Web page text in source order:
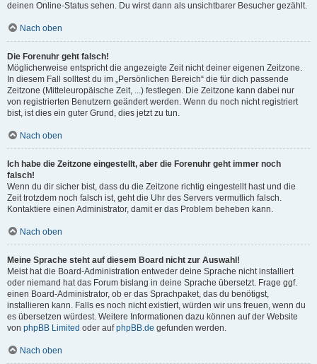
deinen Online-Status sehen. Du wirst dann als unsichtbarer Besucher gezählt.
Nach oben
Die Forenuhr geht falsch!
Möglicherweise entspricht die angezeigte Zeit nicht deiner eigenen Zeitzone.
In diesem Fall solltest du im „Persönlichen Bereich“ die für dich passende
Zeitzone (Mitteleuropäische Zeit, ...) festlegen. Die Zeitzone kann dabei nur
von registrierten Benutzern geändert werden. Wenn du noch nicht registriert
bist, ist dies ein guter Grund, dies jetzt zu tun.
Nach oben
Ich habe die Zeitzone eingestellt, aber die Forenuhr geht immer noch
falsch!
Wenn du dir sicher bist, dass du die Zeitzone richtig eingestellt hast und die
Zeit trotzdem noch falsch ist, geht die Uhr des Servers vermutlich falsch.
Kontaktiere einen Administrator, damit er das Problem beheben kann.
Nach oben
Meine Sprache steht auf diesem Board nicht zur Auswahl!
Meist hat die Board-Administration entweder deine Sprache nicht installiert
oder niemand hat das Forum bislang in deine Sprache übersetzt. Frage ggf.
einen Board-Administrator, ob er das Sprachpaket, das du benötigst,
installieren kann. Falls es noch nicht existiert, würden wir uns freuen, wenn du
es übersetzen würdest. Weitere Informationen dazu können auf der Website
von phpBB Limited oder aufphpBB.de gefunden werden.
Nach oben